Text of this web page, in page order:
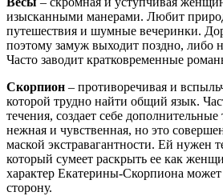
изысканными манерами. Любит
путешествия и шумные вечеринки.
поэтому замуж выходит поздно, либо
Часто заводит кратковременные
Скорпион – противоречивая и
которой трудно найти общий язык.
течения, создает себе
нежная и чувственная, но это
маской экстравагантности. Ей нужен
который сумеет раскрыть ее как
характер Екатерины-Скорпиона
сторону.